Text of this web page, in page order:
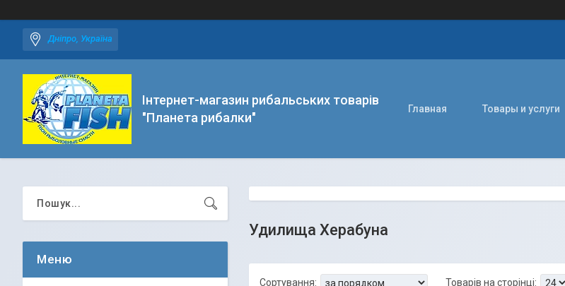
Дніпро, Україна
Інтернет-магазин рибальських товарів
"Планета рибалки"
Главная Товары и услуги
Удилища Херабуна